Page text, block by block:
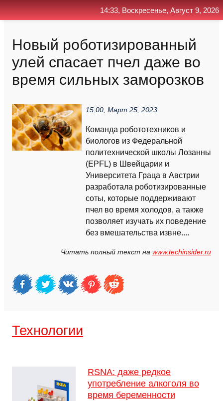
Новый роботизированный
улей спасает пчел даже во
время сильных заморозков
15:00, Март 25, 2023
Команда робототехников и
биологов из Федеральной
политехнической школы Лозанны
(EPFL) в Швейцарии и
Университета Граца в Австрии
разработала роботизированные
соты, которые поддерживают
пчел во время холодов, а также
позволяет изучать их поведение
без вмешательства извне....
Читать полный текст на www.techinsider.ru
Технологии
RSNA: даже редкое
употребление алкоголя во
время беременности
14:33, Воскресенье, Август 9, 2026